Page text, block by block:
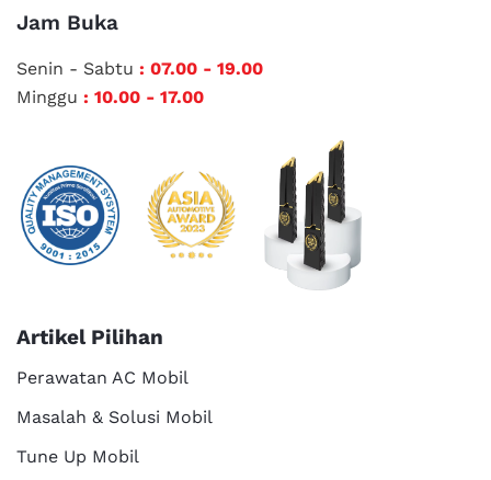
Jam Buka
Senin - Sabtu : 07.00 - 19.00
Minggu : 10.00 - 17.00
Artikel Pilihan
Perawatan AC Mobil
Masalah & Solusi Mobil
Tune Up Mobil